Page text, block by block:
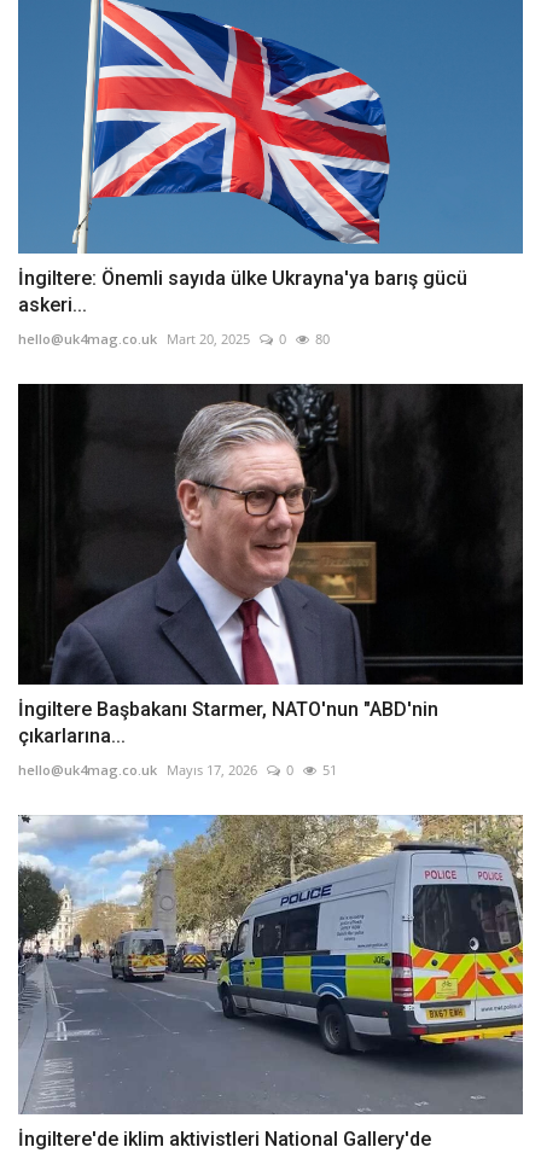
İngiltere: Önemli sayıda ülke Ukrayna'ya barış gücü
askeri...
hello@uk4mag.co.uk Mart 20, 2025 0 80
İngiltere Başbakanı Starmer, NATO'nun "ABD'nin
çıkarlarına...
hello@uk4mag.co.uk Mayıs 17, 2026 0 51
İngiltere'de iklim aktivistleri National Gallery'de